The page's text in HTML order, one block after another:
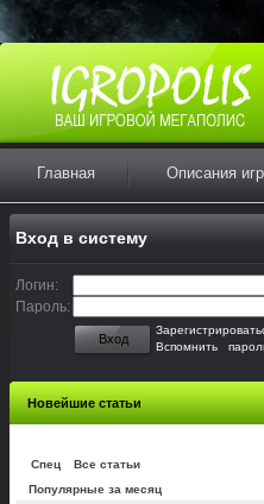
Главная Описания игр
Вход в систему
Логин:
Пароль:
Вход
Вспомнить
Новейшие статьи
Спец
Все статьи
Популярные за месяц